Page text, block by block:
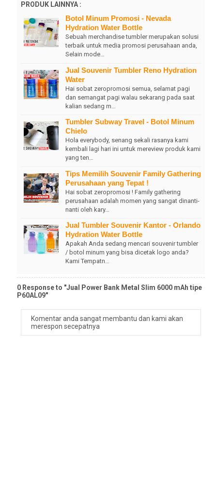
PRODUK LAINNYA :
Botol Minum Promosi - Nevada
Hydration Water Bottle
Sebuah merchandise tumbler merupakan solusi
terbaik untuk media promosi perusahaan anda,
Selain mode…
Jual Souvenir Tumbler Reno Hydration
Water
Hai sobat zeropromosi semua, selamat pagi
dan semangat pagi walau sekarang pada saat
kalian sedang m…
Tumbler Subway Travel - Botol Minum
Chielo
Hola everybody, senang sekali rasanya kami
kembali lagi hari ini untuk mereview produk kami
yang ten…
Tips Memilih Souvenir Family Gathering
Perusahaan yang Tepat !
Hai sobat zeropromosi ! Family gathering
perusahaan adalah momen yang sangat dinanti-
nanti oleh kary…
Jual Tumbler Souvenir Kantor - Orlando
Hydration Water Bottle
Apakah Anda sedang mencari souvenir tumbler
/ botol minum yang bisa dicetak logo anda?
Kami Tempatn…
0 Response to "Jual Power Bank Metal Slim 6000 mAh tipe
P60AL09"
Komentar anda sangat membantu dan kami akan
merespon secepatnya